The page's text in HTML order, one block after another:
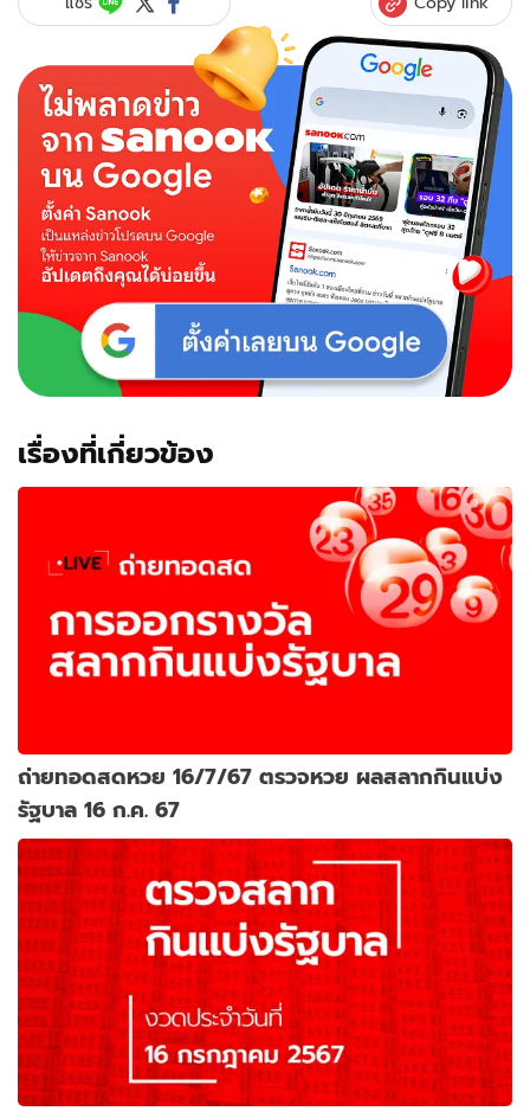
เรื่องที่เกี่ยวข้อง
ถ่ายทอดสดหวย 16/7/67 ตรวจหวย ผลสลากกินแบ่ง
รัฐบาล 16 ก.ค. 67